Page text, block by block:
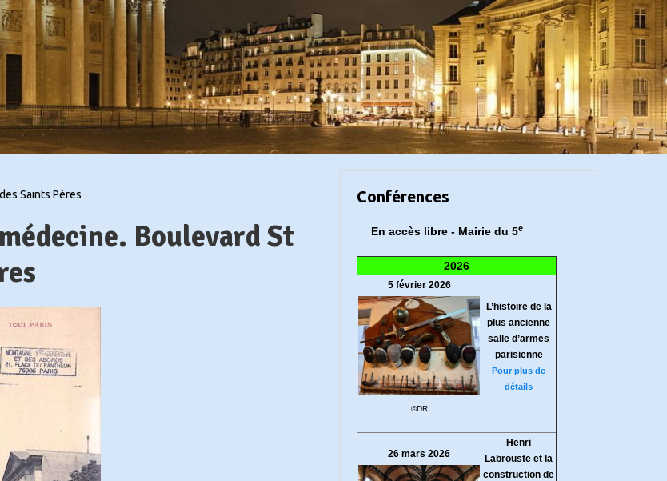
Saints Pères
Boulevard St
Conférences
En accès libre - Mairie du 5e
2026
5 février 2026
©DR
L’histoire de la
plus ancienne
salle d’armes
parisienne
Pour plus de
détails
26 mars 2026
Henri
Labrouste et la
construction de